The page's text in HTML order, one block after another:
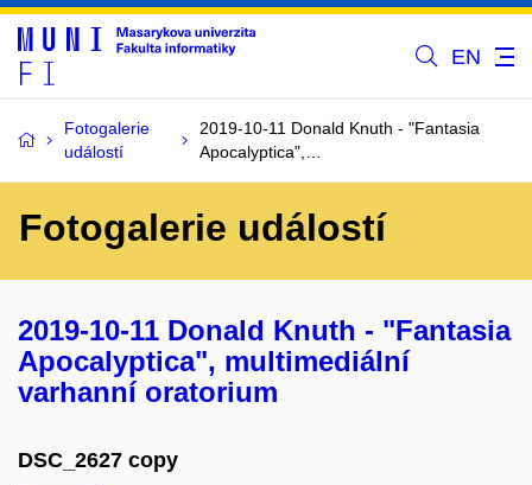
EN
Fotogalerie
událostí
2019-10-11 Donald Knuth - "Fantasia
Apocalyptica",…
Fotogalerie událostí
2019-10-11 Donald Knuth - "Fantasia
Apocalyptica", multimediální
varhanní oratorium
DSC_2627 copy